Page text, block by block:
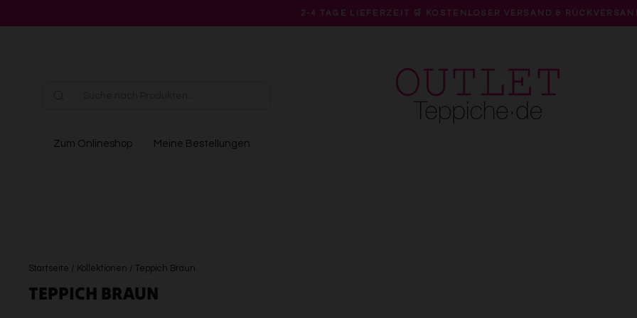
Pause
2-4 TAGE LIEFERZEIT 🛒 KOSTENLOSER VERSAND &
Zum Onlineshop Meine Bestellungen
Startseite / Kollektionen / Teppich Braun
TEPPICH BRAUN